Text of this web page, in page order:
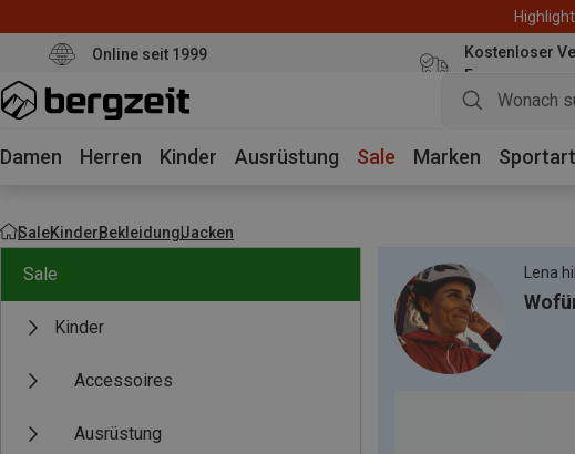
Online seit 1999
Kostenloser
Euro
Damen Herren Kinder Ausrüstung Sale Marken
SaleKinderBekleidungJacken
Sale
Kinder
Accessoires
Ausrüstung
Lena